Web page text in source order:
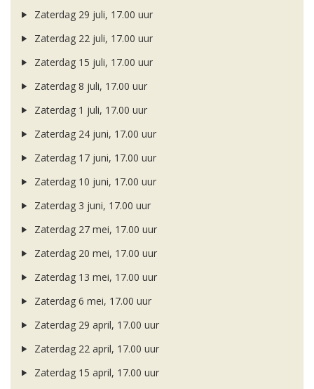
Zaterdag 29 juli, 17.00 uur
Zaterdag 22 juli, 17.00 uur
Zaterdag 15 juli, 17.00 uur
Zaterdag 8 juli, 17.00 uur
Zaterdag 1 juli, 17.00 uur
Zaterdag 24 juni, 17.00 uur
Zaterdag 17 juni, 17.00 uur
Zaterdag 10 juni, 17.00 uur
Zaterdag 3 juni, 17.00 uur
Zaterdag 27 mei, 17.00 uur
Zaterdag 20 mei, 17.00 uur
Zaterdag 13 mei, 17.00 uur
Zaterdag 6 mei, 17.00 uur
Zaterdag 29 april, 17.00 uur
Zaterdag 22 april, 17.00 uur
Zaterdag 15 april, 17.00 uur